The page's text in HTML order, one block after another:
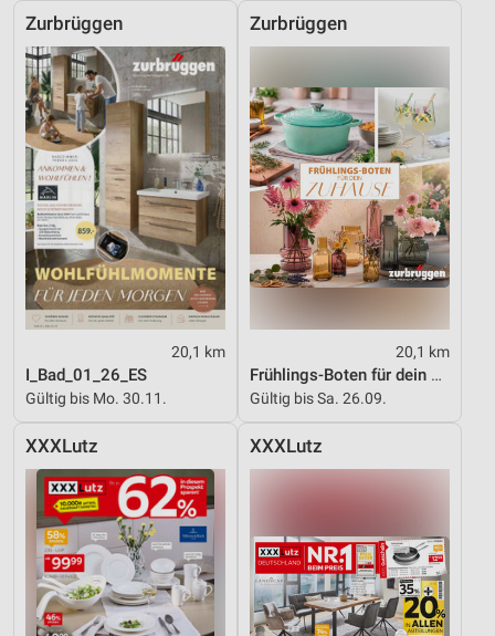
Zurbrüggen
20,1 km
I_Bad_01_26_ES
Gültig bis Mo. 30.11.
Zurbrüggen
20,1 km
Frühlings-Boten für dein Zuhause
Gültig bis Sa. 26.09.
XXXLutz XXXLutz